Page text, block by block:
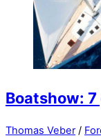
Boatshow:
Thomas Veber /